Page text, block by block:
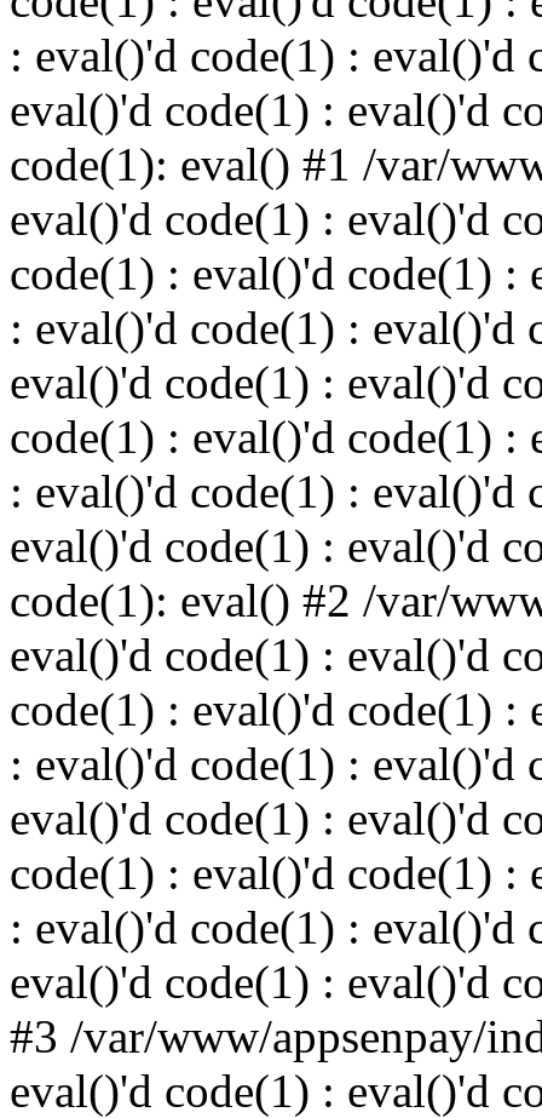
: eval()'d code(1) : eval()'d
eval()'d code(1) : eval()'d
code(1): eval() #1 /var/
eval()'d code(1) : eval()'d
code(1) : eval()'d code(1) :
: eval()'d code(1) : eval()'d
eval()'d code(1) : eval()'d
code(1) : eval()'d code(1) :
: eval()'d code(1) : eval()'d
eval()'d code(1) : eval()'d
code(1): eval() #2 /var/
eval()'d code(1) : eval()'d
code(1) : eval()'d code(1) :
: eval()'d code(1) : eval()'d
eval()'d code(1) : eval()'d
code(1) : eval()'d code(1) :
: eval()'d code(1) : eval()'d
eval()'d code(1) : eval()'d
#3 /var/www/appsenpay/
eval()'d code(1) : eval()'d